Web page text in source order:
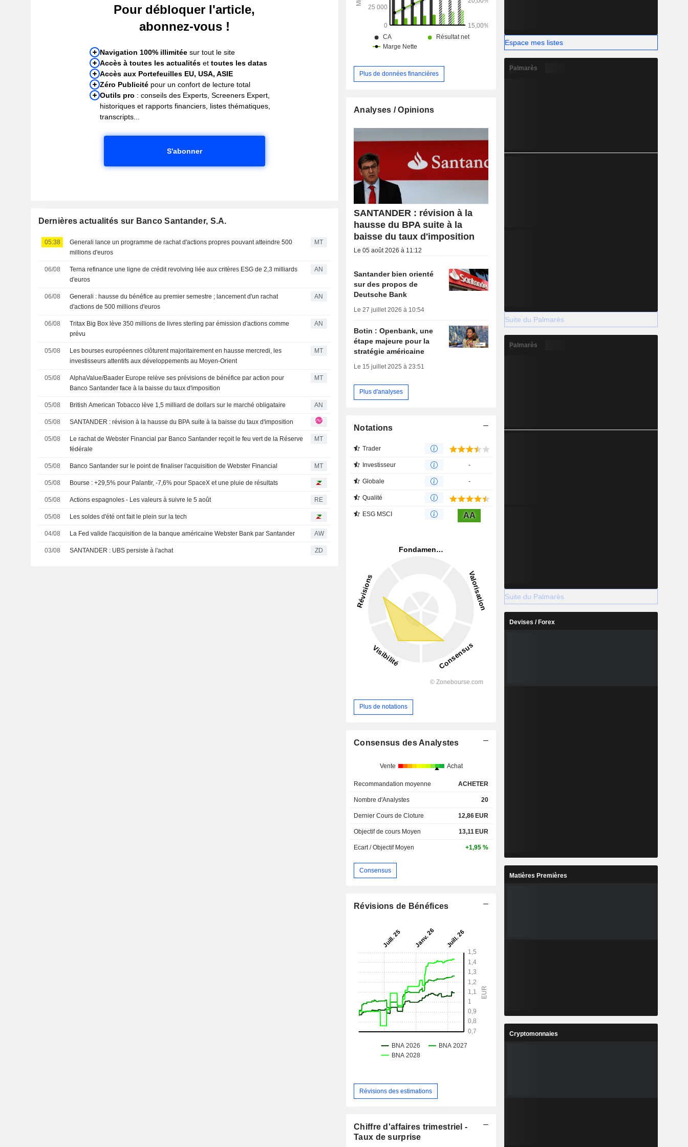
Pour débloquer l'article,
abonnez-vous !
Navigation 100% illimitée sur tout le site
Accès à toutes les actualités ettoutes les datas
Accès aux Portefeuilles EU, USA, ASIE
Zéro Publicité pour un confort de lecture total
Outils pro : conseils des Experts, Screeners Expert,
historiques et rapports financiers, listes thématiques,
transcripts...
S'abonner
Dernières actualités sur Banco Santander, S.A.
05:38
Generali lance un programme de rachat d'actions propres pouvant atteindre 500
millions d'euros
MT
06/08
Terna refinance une ligne de crédit revolving liée aux critères ESG de 2,3 milliards
d'euros
AN
06/08
Generali : hausse du bénéfice au premier semestre ; lancement d'un rachat
d'actions de 500 millions d'euros
AN
06/08
Tritax Big Box lève 350 millions de livres sterling par émission d'actions comme
prévu
AN
05/08
Les bourses européennes clôturent majoritairement en hausse mercredi, les
investisseurs attentifs aux développements au Moyen-Orient
MT
05/08
AlphaValue/Baader Europe relève ses prévisions de bénéfice par action pour
Banco Santander face à la baisse du taux d'imposition
MT
05/08 British American Tobacco lève 1,5 milliard de dollars sur le marché obligataire AN
05/08 SANTANDER : révision à la hausse du BPA suite à la baisse du taux d'imposition
05/08
Le rachat de Webster Financial par Banco Santander reçoit le feu vert de la Réserve
fédérale
MT
05/08 Banco Santander sur le point de finaliser l'acquisition de Webster Financial MT
05/08 Bourse : +29,5% pour Palantir, -7,6% pour SpaceX et une pluie de résultats
05/08 Actions espagnoles - Les valeurs à suivre le 5 août RE
05/08 Les soldes d'été ont fait le plein sur la tech
04/08 La Fed valide l'acquisition de la banque américaine Webster Bank par Santander AW
03/08 SANTANDER : UBS persiste à l'achat ZD
Plus de données financières
Analyses / Opinions
SANTANDER : révision à la
hausse du BPA suite à la
baisse du taux d'imposition
Le 05 août 2026 à 11:12
Santander bien orienté
sur des propos de
Deutsche Bank
Le 27 juillet 2026 à 10:54
Botin : Openbank, une
étape majeure pour la
stratégie américaine
Le 15 juillet 2025 à 23:51
Plus d'analyses
Notations
Trader
Investisseur -
Globale -
Qualité
ESG MSCI AA
Plus de notations
Consensus des Analystes
Vente Achat
Recommandation moyenne ACHETER
Nombre d'Analystes 20
Dernier Cours de Cloture 12,86 EUR
Objectif de cours Moyen 13,11 EUR
Ecart / Objectif Moyen +1,95 %
Consensus
Révisions de Bénéfices
Révisions des estimations
Chiffre d'affaires trimestriel -
Taux de surprise
Espace mes listes
Palmarès
Suite du Palmarès
Palmarès
Suite du Palmarès
Devises / Forex
Matières Premières
Cryptomonnaies